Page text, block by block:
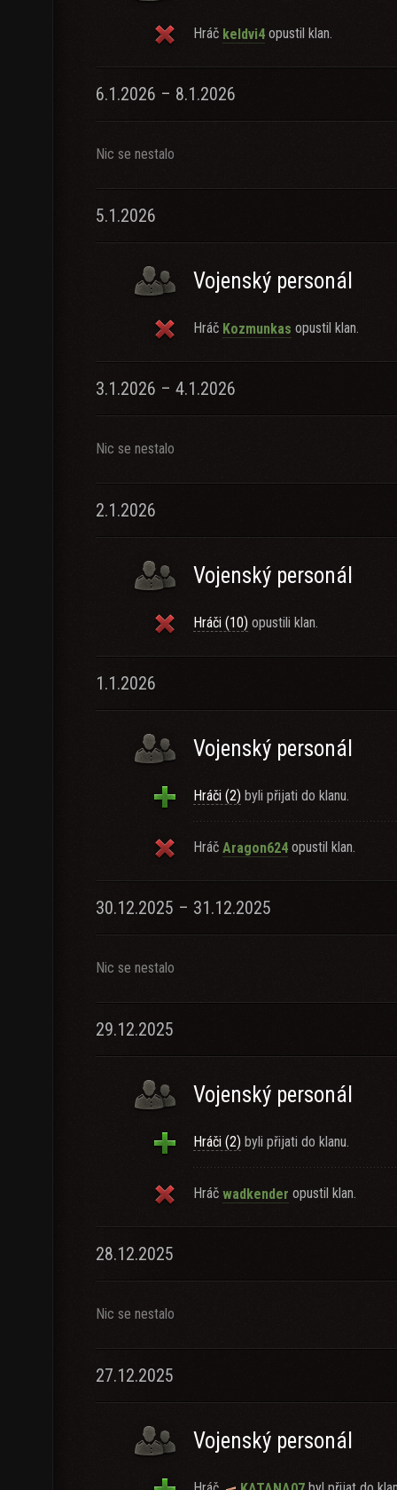
Hráč keldvi4 opustil klan.
6.1.2026 – 8.1.2026
Nic se nestalo
5.1.2026
Vojenský personál
Hráč Kozmunkas opustil klan.
3.1.2026 – 4.1.2026
Nic se nestalo
2.1.2026
Vojenský personál
Hráči (10) opustili klan.
1.1.2026
Vojenský personál
Hráči (2) byli přijati do klanu.
Hráč Aragon624 opustil klan.
30.12.2025 – 31.12.2025
Nic se nestalo
29.12.2025
Vojenský personál
Hráči (2) byli přijati do klanu.
Hráč wadkender opustil klan.
28.12.2025
Nic se nestalo
27.12.2025
Vojenský personál